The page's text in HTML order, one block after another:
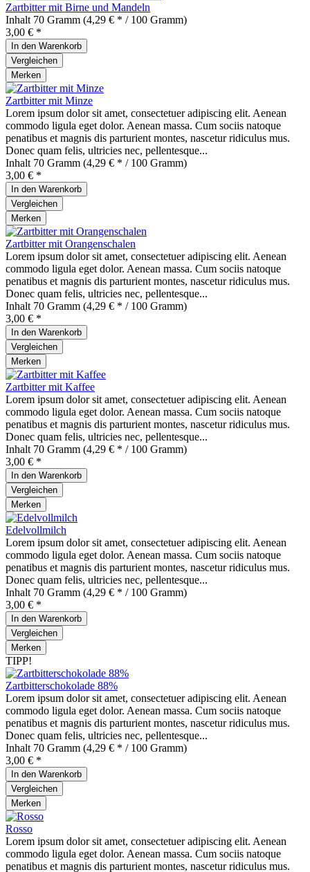
Zartbitter mit Birne und Mandeln
Inhalt 70 Gramm (4,29 € * / 100 Gramm)
3,00 € *
In den Warenkorb
Vergleichen
Merken
Zartbitter mit Minze
Lorem ipsum dolor sit amet, consectetuer adipiscing elit. Aenean
commodo ligula eget dolor. Aenean massa. Cum sociis natoque
penatibus et magnis dis parturient montes, nascetur ridiculus mus.
Donec quam felis, ultricies nec, pellentesque...
Inhalt 70 Gramm (4,29 € * / 100 Gramm)
3,00 € *
In den Warenkorb
Vergleichen
Merken
Zartbitter mit Orangenschalen
Lorem ipsum dolor sit amet, consectetuer adipiscing elit. Aenean
commodo ligula eget dolor. Aenean massa. Cum sociis natoque
penatibus et magnis dis parturient montes, nascetur ridiculus mus.
Donec quam felis, ultricies nec, pellentesque...
Inhalt 70 Gramm (4,29 € * / 100 Gramm)
3,00 € *
In den Warenkorb
Vergleichen
Merken
Zartbitter mit Kaffee
Lorem ipsum dolor sit amet, consectetuer adipiscing elit. Aenean
commodo ligula eget dolor. Aenean massa. Cum sociis natoque
penatibus et magnis dis parturient montes, nascetur ridiculus mus.
Donec quam felis, ultricies nec, pellentesque...
Inhalt 70 Gramm (4,29 € * / 100 Gramm)
3,00 € *
In den Warenkorb
Vergleichen
Merken
Edelvollmilch
Lorem ipsum dolor sit amet, consectetuer adipiscing elit. Aenean
commodo ligula eget dolor. Aenean massa. Cum sociis natoque
penatibus et magnis dis parturient montes, nascetur ridiculus mus.
Donec quam felis, ultricies nec, pellentesque...
Inhalt 70 Gramm (4,29 € * / 100 Gramm)
3,00 € *
In den Warenkorb
Vergleichen
Merken
TIPP!
Zartbitterschokolade 88%
Lorem ipsum dolor sit amet, consectetuer adipiscing elit. Aenean
commodo ligula eget dolor. Aenean massa. Cum sociis natoque
penatibus et magnis dis parturient montes, nascetur ridiculus mus.
Donec quam felis, ultricies nec, pellentesque...
Inhalt 70 Gramm (4,29 € * / 100 Gramm)
3,00 € *
In den Warenkorb
Vergleichen
Merken
Rosso
Lorem ipsum dolor sit amet, consectetuer adipiscing elit. Aenean
commodo ligula eget dolor. Aenean massa. Cum sociis natoque
penatibus et magnis dis parturient montes, nascetur ridiculus mus.